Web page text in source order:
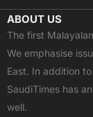
c
e
b
o
o
k
ABOUT US
The first
We emphasise
East. In addition
SaudiTimes has
well.